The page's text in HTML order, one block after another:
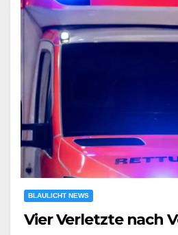
BLAULICHT NEWS
Vier Verletzte nach